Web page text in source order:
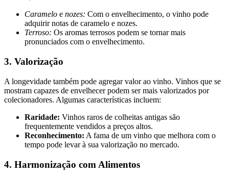
Caramelo e nozes: Com o envelhecimento, o vinho pode
adquirir notas de caramelo e nozes.
Terroso: Os aromas terrosos podem se tornar mais
pronunciados com o envelhecimento.
3. Valorização
A longevidade também pode agregar valor ao vinho. Vinhos que se
mostram capazes de envelhecer podem ser mais valorizados por
colecionadores. Algumas características incluem:
Raridade: Vinhos raros de colheitas antigas são
frequentemente vendidos a preços altos.
Reconhecimento: A fama de um vinho que melhora com o
tempo pode levar à sua valorização no mercado.
4. Harmonização com Alimentos